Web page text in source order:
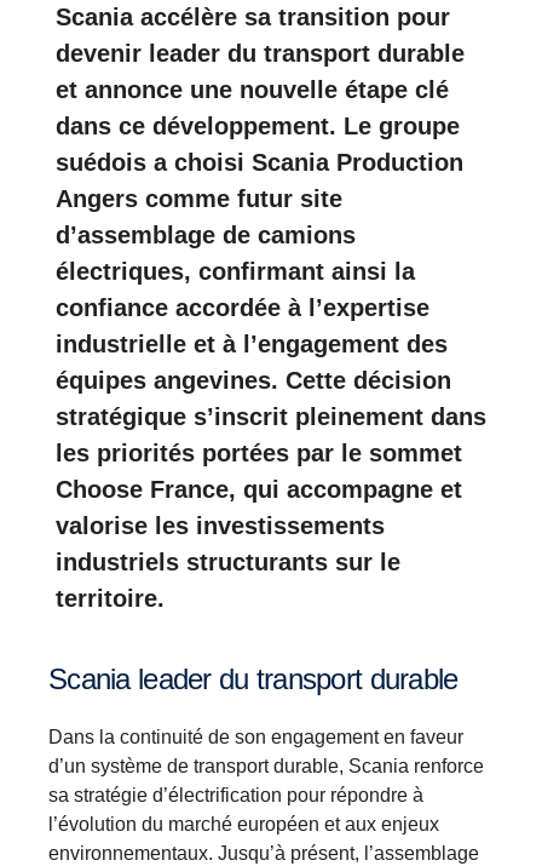
Scania accélère sa transition pour
devenir leader du transport durable
et annonce une nouvelle étape clé
dans ce développement. Le groupe
suédois a choisi Scania Production
Angers comme futur site
d’assemblage de camions
électriques, confirmant ainsi la
confiance accordée à l’expertise
industrielle et à l’engagement des
équipes angevines. Cette décision
stratégique s’inscrit pleinement dans
les priorités portées par le sommet
Choose France, qui accompagne et
valorise les investissements
industriels structurants sur le
territoire.
Scania leader du transport durable
Dans la continuité de son engagement en faveur
d’un système de transport durable, Scania renforce
sa stratégie d’électrification pour répondre à
l’évolution du marché européen et aux enjeux
environnementaux. Jusqu’à présent, l’assemblage